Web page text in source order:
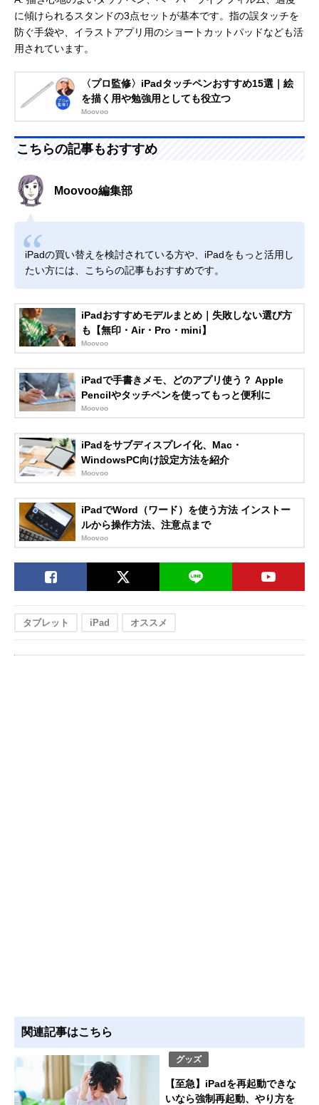
に傾けられるスタンドの3点セットが基本です。指の誤タッチを
防ぐ手袋や、イラストアプリ用のショートカットパッドなども活
用されています。
〈プロ監修〉iPadタッチペンおすすめ15選｜絵
を描く用や勉強用としても役立つ
Moovoo
こちらの記事もおすすめ
Moovoo編集部
iPadの買い替えを検討されている方や、iPadをもっと活用し
たい方には、こちらの記事もおすすめです。
iPadおすすめモデルまとめ｜失敗しない選び方
も【無印・Air・Pro・mini】
Moovoo
iPadで手書きメモ、どのアプリ使う？ Apple
Pencilやタッチペンを使ってもっと便利に
Moovoo
iPadをサブディスプレイ化、Mac・
WindowsPC向け設定方法を紹介
Moovoo
iPadでWord（ワード）を使う方法 インストー
ルから操作方法、注意点まで
Moovoo
タブレット iPad オススメ
関連記事はこちら
グッズ
【至急】iPadを再起動できな
いなら強制再起動、やり方を